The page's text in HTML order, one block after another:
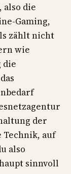
also die
Gaming,
zählt nicht
wie
die
der
Technik, auf
also
sinnvoll